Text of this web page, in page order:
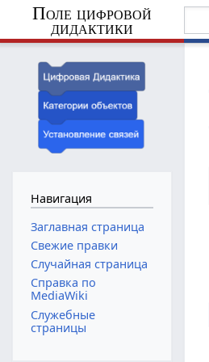
Поле цифровой
дидактики
Навигация
Заглавная страница
Свежие правки
Случайная страница
Справка по
MediaWiki
Служебные
страницы